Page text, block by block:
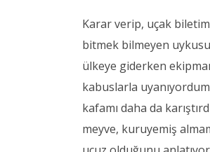
Karar verip, uçak
bitmek bilmeyen
ülkeye giderken
kabuslarla
kafamı daha da
meyve, kuruyemiş